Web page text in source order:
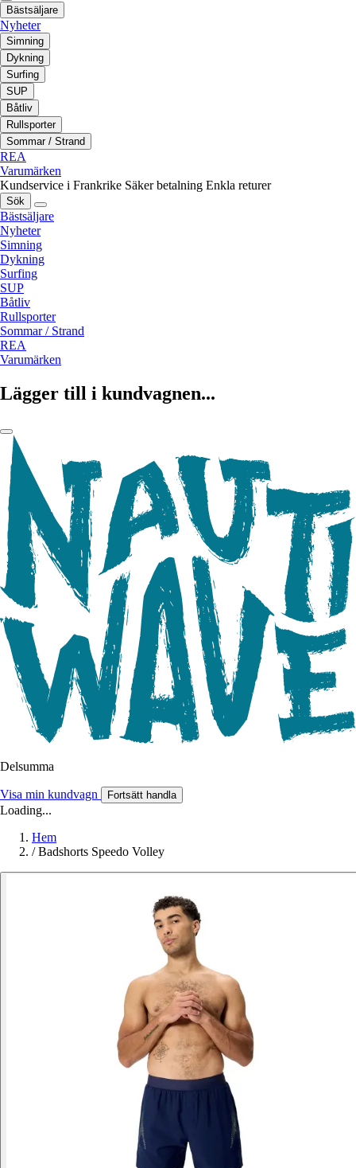
Bästsäljare
Nyheter
Simning
Dykning
Surfing
SUP
Båtliv
Rullsporter
Sommar / Strand
REA
Varumärken
Kundservice i Frankrike Säker betalning Enkla returer
Sök
Bästsäljare
Nyheter
Simning
Dykning
Surfing
SUP
Båtliv
Rullsporter
Sommar / Strand
REA
Varumärken
Lägger till i kundvagnen...
Delsumma
Visa min kundvagn Fortsätt handla
Loading...
Hem
/ Badshorts Speedo Volley